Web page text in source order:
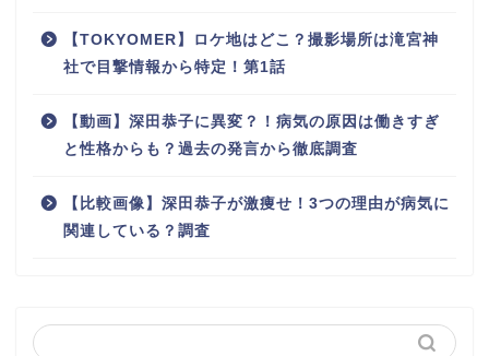
【TOKYOMER】ロケ地はどこ？撮影場所は滝宮神
社で目撃情報から特定！第1話
【動画】深田恭子に異変？！病気の原因は働きすぎ
と性格からも？過去の発言から徹底調査
【比較画像】深田恭子が激痩せ！3つの理由が病気に
関連している？調査